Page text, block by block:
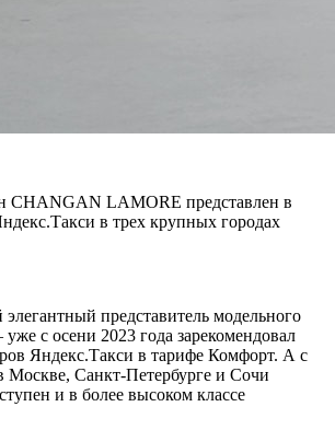
CHANGAN LAMORE представлен в
в трех крупных городах
представитель модельного
с осени 2023 года зарекомендовал
Яндекс.Такси в тарифе Комфорт. А с
Москве, Санкт-Петербурге и Сочи
и в более высоком классе